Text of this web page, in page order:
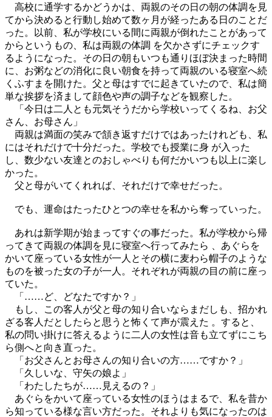
高校に通学するかどうかは、両親のその日の朝の体調を見
てから決めると行動し始めて数ヶ月が経ったある日のことだ
った。以前、私が学校にいる間に両親が倒れたことがあって
からというもの、私は両親の体調 を欠かさずにチェックす
るようになった。その日の朝もいつも通りほぼ決まった時間
に、お粥などの消化に良い朝食を持って両親のいる寝室へ続
くふすまを開けた。父と母はすでに起きていたので、私は簡
単な挨拶を済まして顔色や声の調子などを観察した。
「今日は二人とも元気そうだから学校いってくるね、お父
さん、お母さん」
両親は満面の笑みで頷き返すだけではあったけれども、私
にはそれだけで十分だった。学校でも授業に身 が入った
し、数少ない友達とのおしゃべりも何だかいつも以上に楽し
かった。
父と母がいてくれれば、それだけで幸せだった。
でも、運命はたったひとつの幸せを私から奪っていった。
あれは新学期が始まってすぐの事だった。私が学校から帰
ってきて両親の体調を見に寝室へ行ってみたら 、あぐらを
かいて座っている女性が一人とその横に麦わら帽子のような
ものを被った女の子が一人。それぞれが両親の目の前に座っ
ていた。
「……ど、どなたですか？」
もし、この客人が父と母の知り合いならまだしも、招かれ
ざる客人だとしたらと思うと怖くて声が震えた 。すると、
私の問い掛けに答えるように二人の女性は音も立てずにこち
ら側へと向き直った。
「お父さんとお母さんの知り合いの方……ですか？」
「久しいな、守矢の娘よ」
「わたしたちが……見えるの？」
あぐらをかいて座っている女性のほうはまるで、私を昔か
ら知っている様な言い方だった。それよりも気になったのは